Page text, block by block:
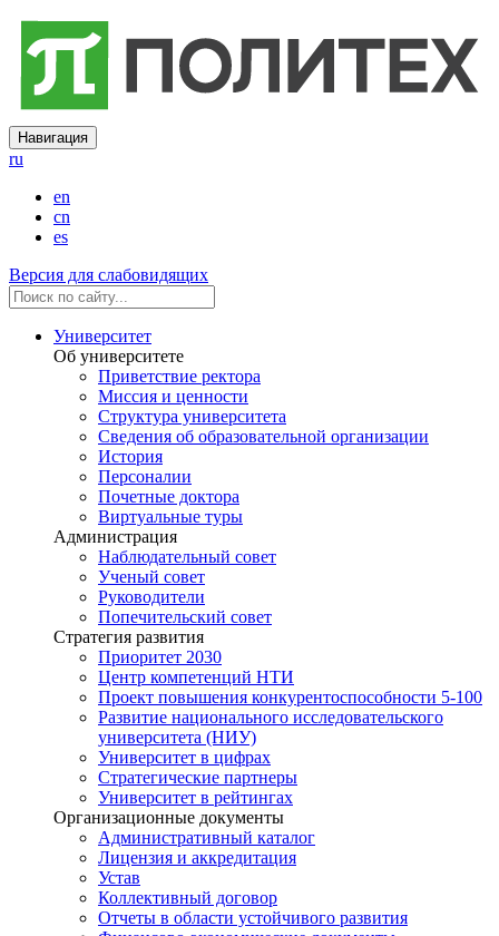
Навигация
ru
en
cn
es
Версия для слабовидящих
Университет
Об университете
Приветствие ректора
Миссия и ценности
Структура университета
Сведения об образовательной организации
История
Персоналии
Почетные доктора
Виртуальные туры
Администрация
Наблюдательный совет
Ученый совет
Руководители
Попечительский совет
Стратегия развития
Приоритет 2030
Центр компетенций НТИ
Проект повышения конкурентоспособности 5-100
Развитие национального исследовательского
университета (НИУ)
Университет в цифрах
Стратегические партнеры
Университет в рейтингах
Организационные документы
Административный каталог
Лицензия и аккредитация
Устав
Коллективный договор
Отчеты в области устойчивого развития